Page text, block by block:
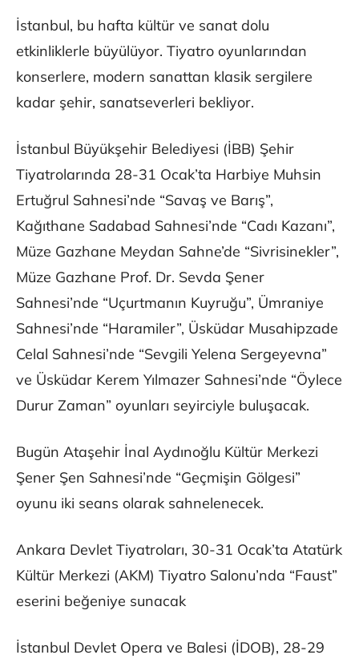
İstanbul, bu hafta kültür ve sanat dolu
etkinliklerle büyülüyor. Tiyatro oyunlarından
konserlere, modern sanattan klasik sergilere
kadar şehir, sanatseverleri bekliyor.
İstanbul Büyükşehir Belediyesi (İBB) Şehir
Tiyatrolarında 28-31 Ocak’ta Harbiye Muhsin
Ertuğrul Sahnesi’nde “Savaş ve Barış”,
Kağıthane Sadabad Sahnesi’nde “Cadı Kazanı”,
Müze Gazhane Meydan Sahne’de “Sivrisinekler”,
Müze Gazhane Prof. Dr. Sevda Şener
Sahnesi’nde “Uçurtmanın Kuyruğu”, Ümraniye
Sahnesi’nde “Haramiler”, Üsküdar Musahipzade
Celal Sahnesi’nde “Sevgili Yelena Sergeyevna”
ve Üsküdar Kerem Yılmazer Sahnesi’nde “Öylece
Durur Zaman” oyunları seyirciyle buluşacak.
Bugün Ataşehir İnal Aydınoğlu Kültür Merkezi
Şener Şen Sahnesi’nde “Geçmişin Gölgesi”
oyunu iki seans olarak sahnelenecek.
Ankara Devlet Tiyatroları, 30-31 Ocak’ta Atatürk
Kültür Merkezi (AKM) Tiyatro Salonu’nda “Faust”
eserini beğeniye sunacak
İstanbul Devlet Opera ve Balesi (İDOB), 28-29